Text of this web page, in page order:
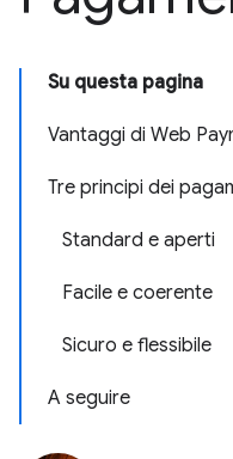
Su questa pagina
Vantaggi di Web
Tre principi dei
Standard e aperti
Facile e coerente
Sicuro e flessibile
A seguire